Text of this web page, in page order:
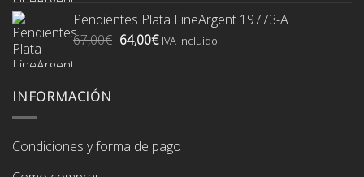
era:
74,00€.
es:
70,00€.
Pendientes Plata LineArgent 19773-A
67,00€ El
64,00€ElIVA incluido
INFORMACIÓN
Condiciones y forma de pago